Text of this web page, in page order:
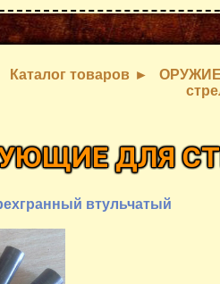
Каталог товаров
ДЛЯ
втульчатый